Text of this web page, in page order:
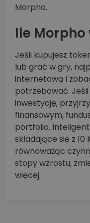
Morpho.
Ile
Jeśli kupujesz
lub grać w gry,
internetową i
potrzebować.
inwestycję,
finansowym,
portfolio.
składające się z
równoważąc
stopy wzrostu,
więcej.